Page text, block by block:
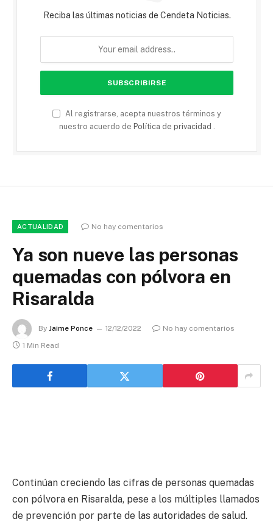
Reciba las últimas noticias de Cendeta Noticias.
Al registrarse, acepta nuestros términos y
nuestro acuerdo de Política de privacidad .
ACTUALIDAD No hay comentarios
Ya son nueve las personas
quemadas con pólvora en
Risaralda
By Jaime Ponce 12/12/2022
No hay comentarios
1 Min Read
Continúan creciendo las cifras de personas quemadas
con pólvora en Risaralda, pese a los múltiples llamados
de prevención por parte de las autoridades de salud.